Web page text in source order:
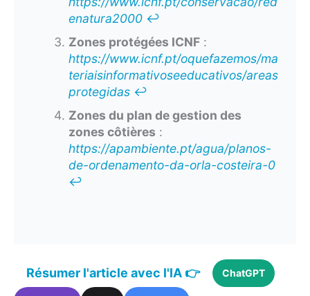
enatura2000 ↩︎
Zones protégées ICNF:
https://www.icnf.pt/oquefazemos/ma
teriaisinformativoseeducativos/areas
protegidas ↩︎
Zones du plan de gestion des
zones côtières :
https://apambiente.pt/agua/planos-
de-ordenamento-da-orla-costeira-0
↩︎
Résumer l'article avec l'IA 👉 ChatGPT